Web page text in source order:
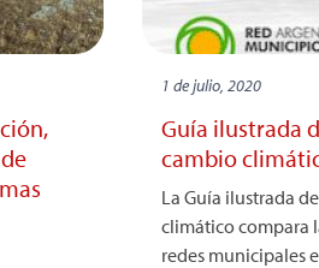
1 de julio, 2020
Guía ilustrada
cambio
La Guía ilustrada
climático compara
redes municipales